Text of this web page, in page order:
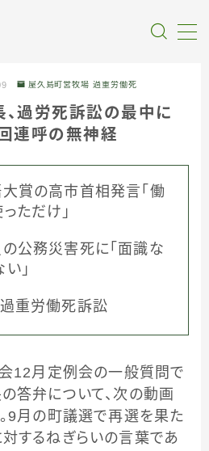
屋久島町営牧場 過重労働死
、過労死訴訟の最中に
連呼の無神経
賞の高市首相発言「働
ただけ」
公務災害死に「面識な
」
重労働死訴訟
12月定例会の一般質問で
答弁について、次の動画
9月の町議選で再選を果た
するねぎらいの言葉であ